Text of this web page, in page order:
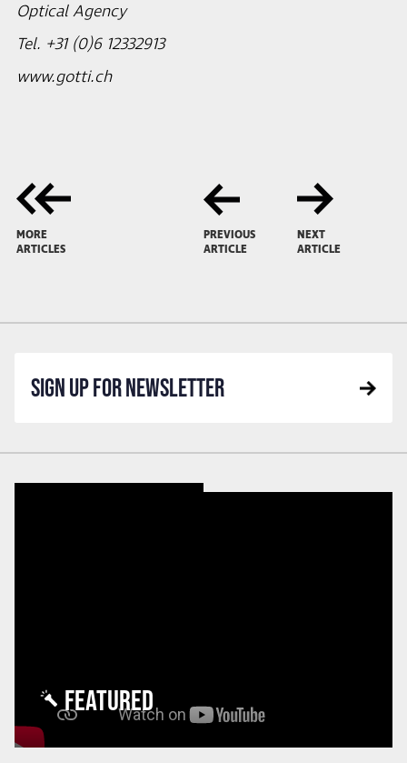
Optical Agency
Tel. +31 (0)6 12332913
www.gotti.ch
MORE
ARTICLES
PREVIOUS
ARTICLE
NEXT
ARTICLE
SIGN UP FOR NEWSLETTER
FEATURED